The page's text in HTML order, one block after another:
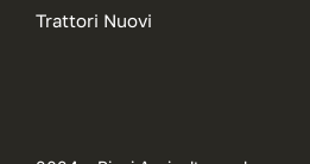
Trattori Nuovi